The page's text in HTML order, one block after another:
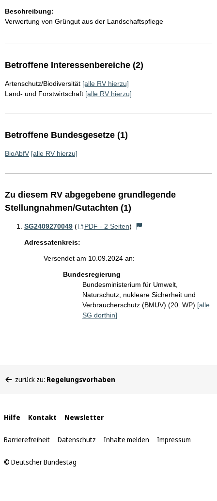
Beschreibung:
Verwertung von Grüngut aus der Landschaftspflege
Betroffene Interessenbereiche (2)
Artenschutz/Biodiversität [alle RV hierzu]
Land- und Forstwirtschaft [alle RV hierzu]
Betroffene Bundesgesetze (1)
BioAbfV [alle RV hierzu]
Zu diesem RV abgegebene grundlegende
Stellungnahmen/Gutachten (1)
SG2409270049 ( PDF - 2 Seiten)
Adressatenkreis:
Versendet am 10.09.2024 an:
Bundesregierung
Bundesministerium für Umwelt,
Naturschutz, nukleare Sicherheit und
Verbraucherschutz (BMUV) (20. WP) [alle
SG dorthin]
befinden
zurück zu: Regelungsvorhaben
Interne
Links
Hilfe Kontakt Newsletter
Barrierefreiheit Datenschutz Inhalte melden Impressum
© Deutscher Bundestag